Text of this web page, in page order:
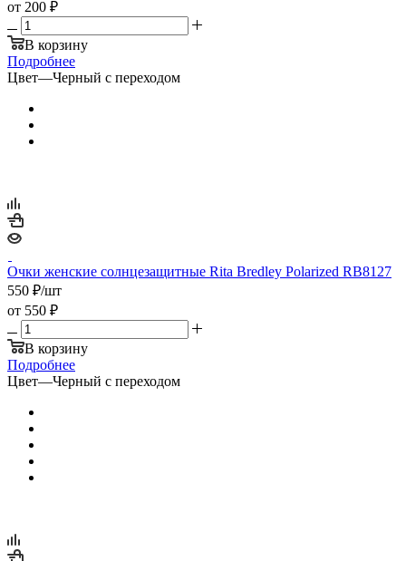
от 200 ₽
В корзину
Подробнее
Цвет—Черный с переходом
Очки женские солнцезащитные Rita Bredley Polarized RB8127
550 ₽/шт
от 550 ₽
В корзину
Подробнее
Цвет—Черный с переходом